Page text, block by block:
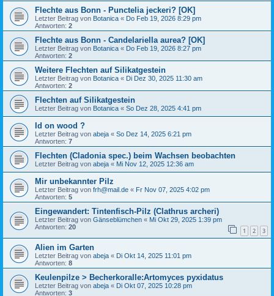
Flechte aus Bonn - Punctelia jeckeri? [OK]
Letzter Beitrag von Botanica « Do Feb 19, 2026 8:29 pm
Antworten: 2
Flechte aus Bonn - Candelariella aurea? [OK]
Letzter Beitrag von Botanica « Do Feb 19, 2026 8:27 pm
Antworten: 2
Weitere Flechten auf Silikatgestein
Letzter Beitrag von Botanica « Di Dez 30, 2025 11:30 am
Antworten: 2
Flechten auf Silikatgestein
Letzter Beitrag von Botanica « So Dez 28, 2025 4:41 pm
Id on wood ?
Letzter Beitrag von abeja « So Dez 14, 2025 6:21 pm
Antworten: 7
Flechten (Cladonia spec.) beim Wachsen beobachten
Letzter Beitrag von abeja « Mi Nov 12, 2025 12:36 am
Mir unbekannter Pilz
Letzter Beitrag von frh@mail.de « Fr Nov 07, 2025 4:02 pm
Antworten: 5
Eingewandert: Tintenfisch-Pilz (Clathrus archeri)
Letzter Beitrag von Gänseblümchen « Mi Okt 29, 2025 1:39 pm
Antworten: 20 1 2 3
Alien im Garten
Letzter Beitrag von abeja « Di Okt 14, 2025 11:01 pm
Antworten: 8
Keulenpilze > Becherkoralle:Artomyces pyxidatus
Letzter Beitrag von abeja « Di Okt 07, 2025 10:28 pm
Antworten: 3